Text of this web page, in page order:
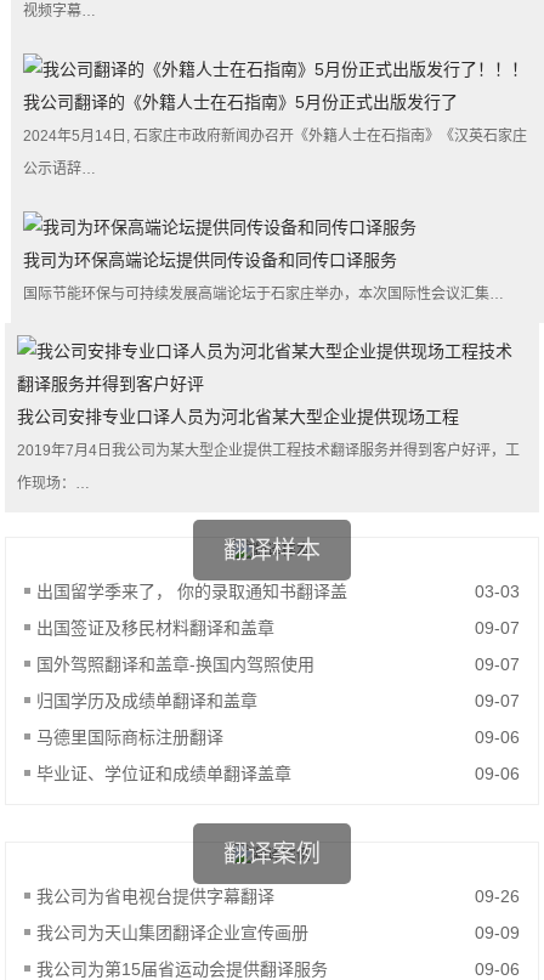
视频字幕…
我公司翻译的《外籍人士在石指南》5月份正式出版发行了
2024年5月14日, 石家庄市政府新闻办召开《外籍人士在石指南》《汉英石家庄
公示语辞…
我司为环保高端论坛提供同传设备和同传口译服务
国际节能环保与可持续发展高端论坛于石家庄举办，本次国际性会议汇集…
我公司安排专业口译人员为河北省某大型企业提供现场工程
2019年7月4日我公司为某大型企业提供工程技术翻译服务并得到客户好评，工
作现场：…
翻译样本
03-03
出国留学季来了， 你的录取通知书翻译盖
09-07
出国签证及移民材料翻译和盖章
09-07
国外驾照翻译和盖章-换国内驾照使用
09-07
归国学历及成绩单翻译和盖章
09-06
马德里国际商标注册翻译
09-06
毕业证、学位证和成绩单翻译盖章
翻译案例
09-26
我公司为省电视台提供字幕翻译
09-09
我公司为天山集团翻译企业宣传画册
09-06
我公司为第15届省运动会提供翻译服务